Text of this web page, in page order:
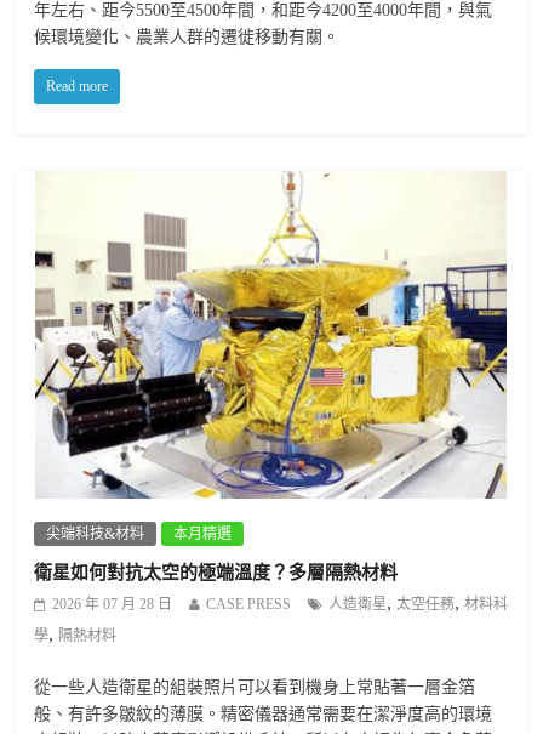
年左右、距今5500至4500年間，和距今4200至4000年間，與氣
候環境變化、農業人群的遷徙移動有關。
Read more
尖端科技&材料 本月精選
衛星如何對抗太空的極端溫度？多層隔熱材料
2026 年 07 月 28 日 CASE PRESS 人造衛星,太空任務,材料科
學, 隔熱材料
從一些人造衛星的組裝照片可以看到機身上常貼著一層金箔
般、有許多皺紋的薄膜。精密儀器通常需要在潔淨度高的環境